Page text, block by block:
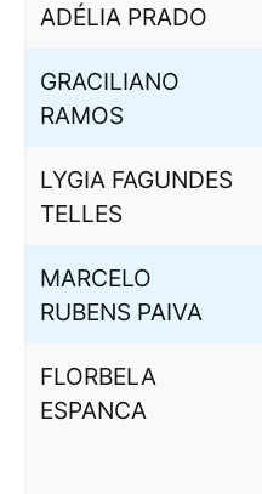
ADÉLIA PRADO
GRACILIANO
RAMOS
LYGIA FAGUNDES
TELLES
MARCELO
RUBENS PAIVA
FLORBELA
ESPANCA